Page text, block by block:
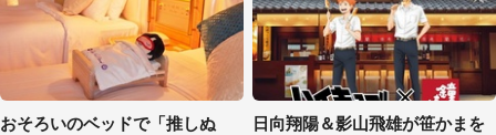
おそろいのベッドで「推しぬ
日向翔陽＆影山飛雄が笹かまを